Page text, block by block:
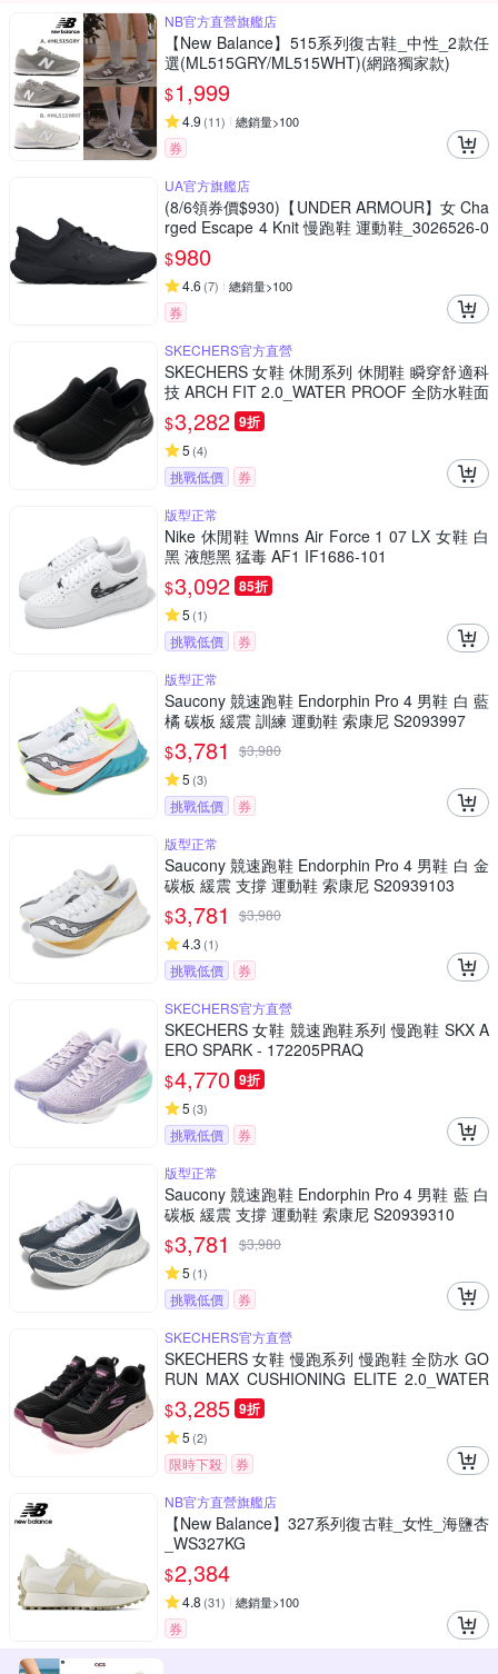
NB官方直營旗艦店
【New Balance】515系列復古鞋_中性_2款任
選(ML515GRY/ML515WHT)(網路獨家款)
$1,999
4.9 (11) 總銷量>100
券
UA官方旗艦店
(8/6領券價$930)【UNDER ARMOUR】女 Cha
rged Escape 4 Knit 慢跑鞋 運動鞋_3026526-0
01
$980
4.6 (7) 總銷量>100
券
SKECHERS官方直營
SKECHERS 女鞋 休閒系列 休閒鞋 瞬穿舒適科
技 ARCH FIT 2.0_WATER PROOF 全防水鞋面
- 150193BBK
$3,282 9折
5 (4)
挑戰低價
券
版型正常
Nike 休閒鞋 Wmns Air Force 1 07 LX 女鞋 白
黑 液態黑 猛毒 AF1 IF1686-101
$3,092 85折
5 (1)
挑戰低價
券
版型正常
Saucony 競速跑鞋 Endorphin Pro 4 男鞋 白 藍
橘 碳板 緩震 訓練 運動鞋 索康尼 S2093997
$3,781 $3,980
5 (3)
挑戰低價
券
版型正常
Saucony 競速跑鞋 Endorphin Pro 4 男鞋 白 金
碳板 緩震 支撐 運動鞋 索康尼 S20939103
$3,781 $3,980
4.3 (1)
挑戰低價
券
SKECHERS官方直營
SKECHERS 女鞋 競速跑鞋系列 慢跑鞋 SKX A
ERO SPARK - 172205PRAQ
$4,770 9折
5 (3)
挑戰低價
券
版型正常
Saucony 競速跑鞋 Endorphin Pro 4 男鞋 藍 白
碳板 緩震 支撐 運動鞋 索康尼 S20939310
$3,781 $3,980
5 (1)
挑戰低價
券
SKECHERS官方直營
SKECHERS 女鞋 慢跑系列 慢跑鞋 全防水 GO
RUN MAX CUSHIONING ELITE 2.0_WATER
PROOF - 129618BKPK
$3,285 9折
5 (2)
限時下殺
券
NB官方直營旗艦店
【New Balance】327系列復古鞋_女性_海鹽杏
_WS327KG
$2,384
4.8 (31) 總銷量>100
券